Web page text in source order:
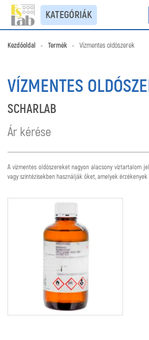
KATEGÓRIÁK
Kezdőoldal - Termék - Vízmentes oldószerek
VÍZMENTES
SCHARLAB
Ár kérése
A vízmentes oldószereket nagyon alacsony víztartalom
vagy szintézisekben használják őket, amelyek